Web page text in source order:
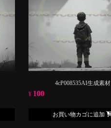
4cP008535AI生成素材
¥ 100
お買い物カゴに追加